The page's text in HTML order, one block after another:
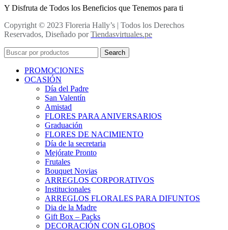
Y Disfruta de Todos los Beneficios que Tenemos para ti
Copyright © 2023 Floreria Hally’s | Todos los Derechos
Reservados, Diseñado porTiendasvirtuales.pe
Search
PROMOCIONES
OCASIÓN
Día del Padre
San Valentín
Amistad
FLORES PARA ANIVERSARIOS
Graduación
FLORES DE NACIMIENTO
Día de la secretaria
Mejórate Pronto
Frutales
Bouquet Novias
ARREGLOS CORPORATIVOS
Institucionales
ARREGLOS FLORALES PARA DIFUNTOS
Dia de la Madre
Gift Box – Packs
DECORACIÓN CON GLOBOS